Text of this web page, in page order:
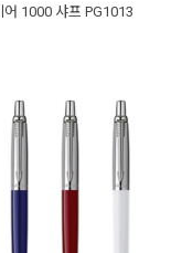
어 1000 샤프 PG1013